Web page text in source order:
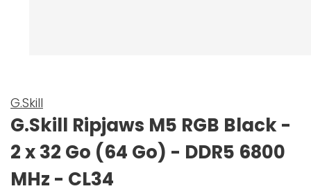
G.Skill
G.Skill Ripjaws M5 RGB Black -
2 x 32 Go (64 Go) - DDR5 6800
MHz - CL34